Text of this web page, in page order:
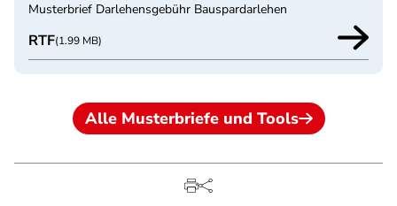
Musterbrief Darlehensgebühr Bauspardarlehen
RTF(1.99 MB)
Alle Musterbriefe und Tools